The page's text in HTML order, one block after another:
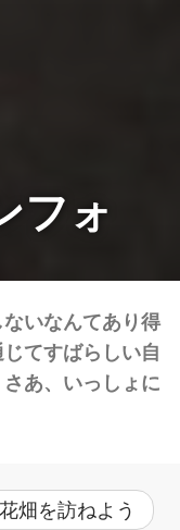
フォ
いなんてあり得
てすばらしい自
あ、いっしょに
花畑を訪ねよう